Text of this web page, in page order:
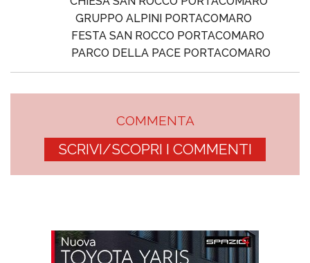
GRUPPO ALPINI PORTACOMARO
FESTA SAN ROCCO PORTACOMARO
PARCO DELLA PACE PORTACOMARO
COMMENTA
SCRIVI/SCOPRI I COMMENTI